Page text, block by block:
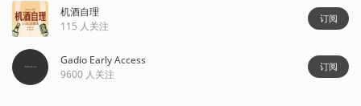
机酒自理
115 人关注
订阅
Gadio Early Access
9600 人关注
订阅